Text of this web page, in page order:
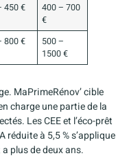
450 €
400 – 700
€
800 €
500 –
1500 €
MaPrimeRénov’ cible
charge une partie de la
Les CEE et l’éco-prêt
réduite à 5,5 % s’applique
plus de deux ans.